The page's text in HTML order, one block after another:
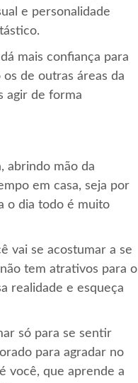
e personalidade
mais confiança para
de outras áreas da
agir de forma
abrindo mão da
em casa, seja por
o dia todo é muito
vai se acostumar a se
tem atrativos para o
realidade e esqueça
só para se sentir
para agradar no
você, que aprende a